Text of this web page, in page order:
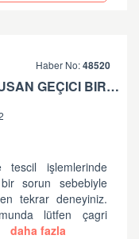
Haber No:48520
*-SISTEMDE OLUSAN GEÇICI BIR SORUN SEBEBIYLE ISLEMLERINIZE DEVAM EDILEMIYOR. LÜTFEN TEKRAR DENEYINIZ. SORUNUNUZUN DEVAM ETMESI DURUMUNDA LÜTFEN ÇAGRI MERKEZIMIZE ÇAGRI BIRAKINIZ. +90 312 444 84 82 '' HATASI HK
tescil işlemlerinde
sorun sebebiyle
tekrar deneyiniz.
lütfen çagri
daha fazla